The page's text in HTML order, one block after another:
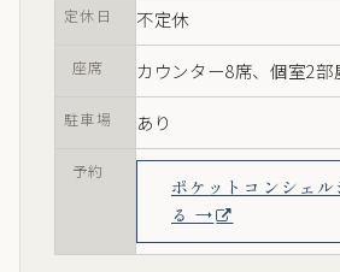
定休日 不定休
座席 カウンター8席、個室2部
駐車場 あり
予約
ポケットコンシェ
る →